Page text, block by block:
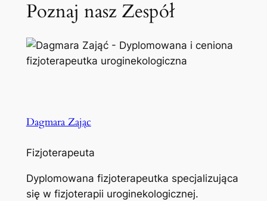
Poznaj nasz Zespół
Dagmara Zając
Fizjoterapeuta
Dyplomowana fizjoterapeutka specjalizująca
się w fizjoterapii uroginekologicznej.